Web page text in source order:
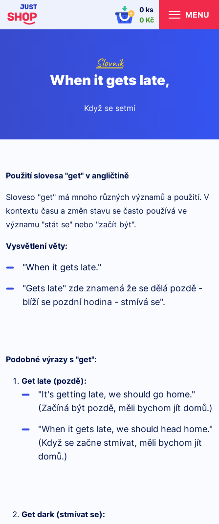
0 ks
0 Kč
MENU
Slovník
When it gets late,
Když se setmí
Použití slovesa "get" v angličtině
Sloveso "get" má mnoho různých významů a použití. V
kontextu času a změn stavu se často používá ve
významu "stát se" nebo "začít být".
Vysvětlení věty:
"When it gets late."
"Gets late" zde znamená že se dělá pozdě -
blíží se pozdní hodina - stmívá se".
Podobné výrazy s "get":
Get late (pozdě):
"It's getting late, we should go home."
(Začíná být pozdě, měli bychom jít domů.)
"When it gets late, we should head home."
(Když se začne stmívat, měli bychom jít
domů.)
Get dark (stmívat se):